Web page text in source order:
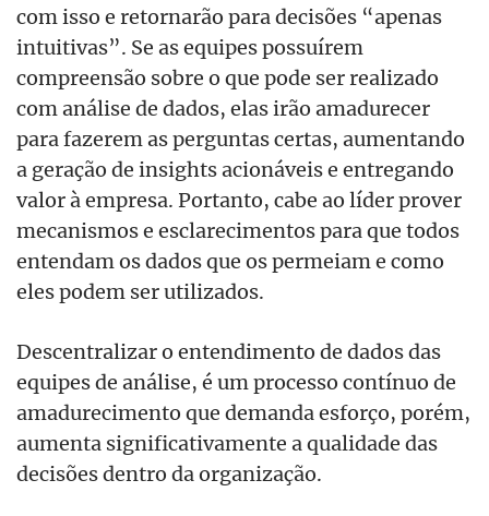
com isso e retornarão para decisões “apenas
intuitivas”. Se as equipes possuírem
compreensão sobre o que pode ser realizado
com análise de dados, elas irão amadurecer
para fazerem as perguntas certas, aumentando
a geração de insights acionáveis e entregando
valor à empresa. Portanto, cabe ao líder prover
mecanismos e esclarecimentos para que todos
entendam os dados que os permeiam e como
eles podem ser utilizados.
Descentralizar o entendimento de dados das
equipes de análise, é um processo contínuo de
amadurecimento que demanda esforço, porém,
aumenta significativamente a qualidade das
decisões dentro da organização.